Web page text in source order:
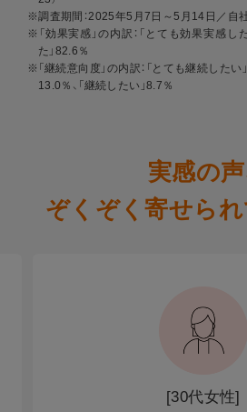
※調査期間：2025年5月7日～5月14日／自
※「効果実感」の内訳：「とても効果実感し
た」82.6％
※「継続意向度」の内訳：「とても継続したい
13.0％、「継続したい」8.7％
実感の声
ぞくぞく寄せられ
[30代女性]